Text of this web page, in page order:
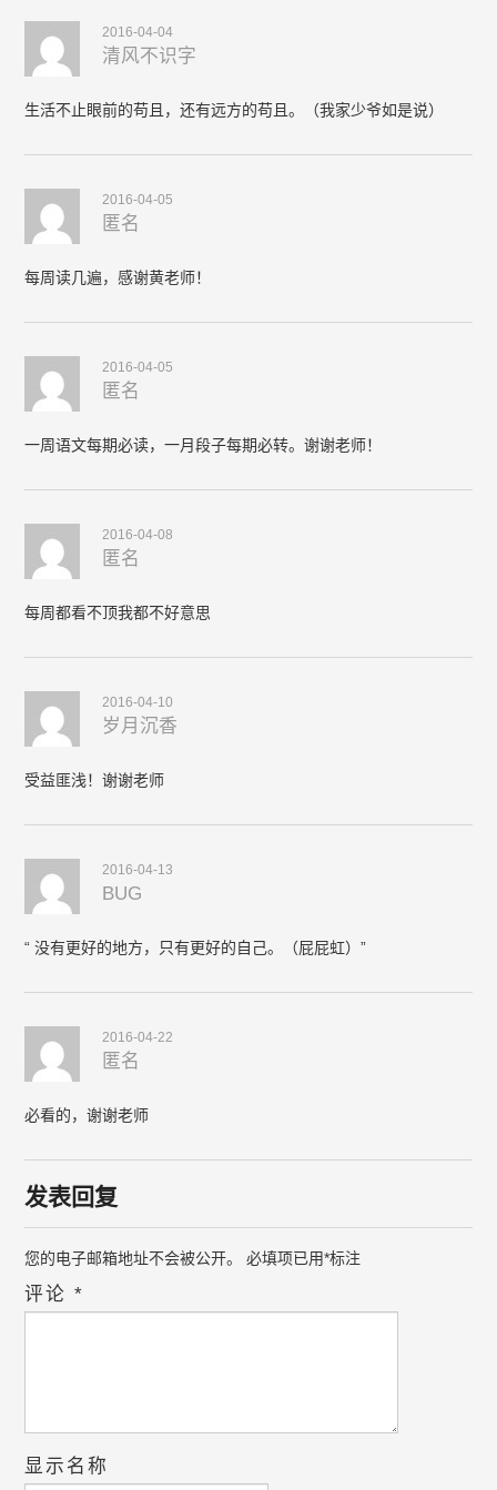
2016-04-04
清风不识字
生活不止眼前的苟且，还有远方的苟且。（我家少爷如是说）
2016-04-05
匿名
每周读几遍，感谢黄老师！
2016-04-05
匿名
一周语文每期必读，一月段子每期必转。谢谢老师！
2016-04-08
匿名
每周都看不顶我都不好意思
2016-04-10
岁月沉香
受益匪浅！谢谢老师
2016-04-13
BUG
“ 没有更好的地方，只有更好的自己。（屁屁虹）”
2016-04-22
匿名
必看的，谢谢老师
发表回复
您的电子邮箱地址不会被公开。 必填项已用*标注
评论*
显示名称